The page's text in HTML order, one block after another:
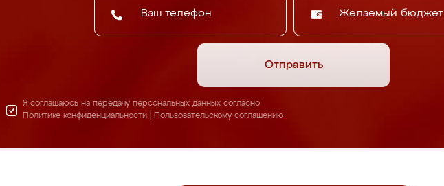
Желаемый бюджет
Отправить
Я соглашаюсь на передачу персональных данных согласно
Политике конфиденциальности
Пользовательскому соглашению